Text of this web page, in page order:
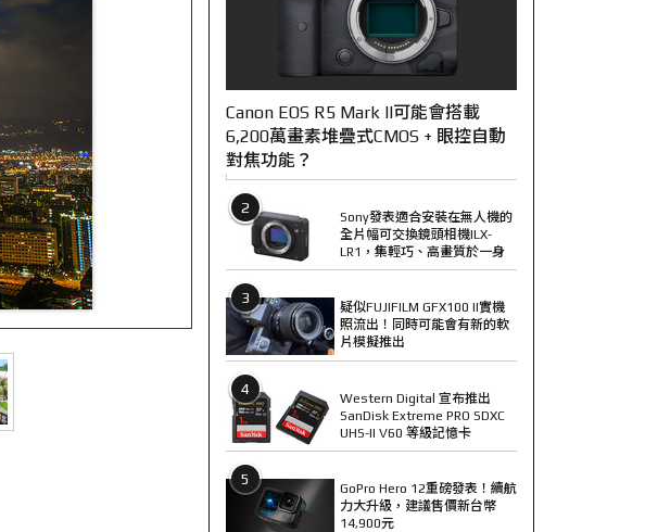
Canon EOS R5 Mark II可能會搭載
6,200萬畫素堆疊式CMOS + 眼控自動
對焦功能？
2
Sony發表適合安裝在無人機的
全片幅可交換鏡頭相機ILX-
LR1，集輕巧、高畫質於一身
3
疑似FUJIFILM GFX100 II實機
照流出！同時可能會有新的軟
片模擬推出
4
Western Digital 宣布推出
SanDisk Extreme PRO SDXC
UHS-II V60 等級記憶卡
5
GoPro Hero 12重磅發表！續航
力大升級，建議售價新台幣
14,900元